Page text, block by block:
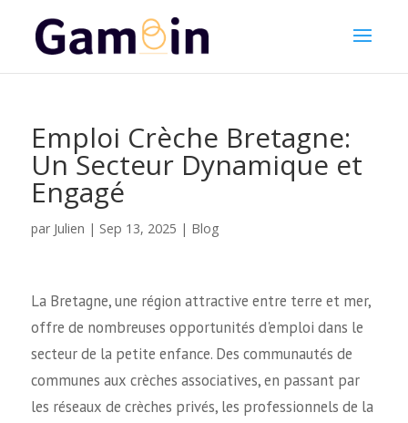
Emploi Crèche Bretagne:
Un Secteur Dynamique et
Engagé
par Julien | Sep 13, 2025 | Blog
La Bretagne, une région attractive entre terre et mer,
offre de nombreuses opportunités d'emploi dans le
secteur de la petite enfance. Des communautés de
communes aux crèches associatives, en passant par
les réseaux de crèches privés, les professionnels de la